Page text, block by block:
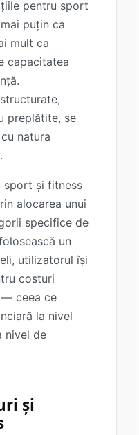
pentru sport
puțin ca
mult ca
capacitatea
preplătite, se
natura
sport și fitness
alocarea unui
specifice de
un
utilizatorul își
costuri
— ceea ce
la nivel
nivel de
și